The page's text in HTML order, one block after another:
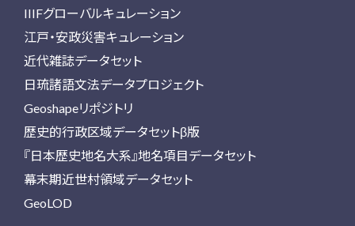
IIIFグローバルキュレーション
江戸・安政災害キュレーション
近代雑誌データセット
日琉諸語文法データプロジェクト
Geoshapeリポジトリ
歴史的行政区域データセットβ版
『日本歴史地名大系』地名項目データセット
幕末期近世村領域データセット
GeoLOD